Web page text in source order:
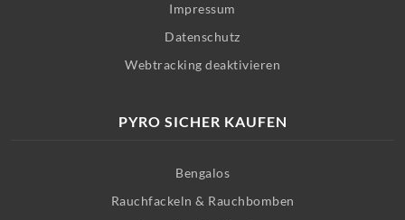
Impressum
Datenschutz
Webtracking deaktivieren
PYRO SICHER KAUFEN
Bengalos
Rauchfackeln & Rauchbomben